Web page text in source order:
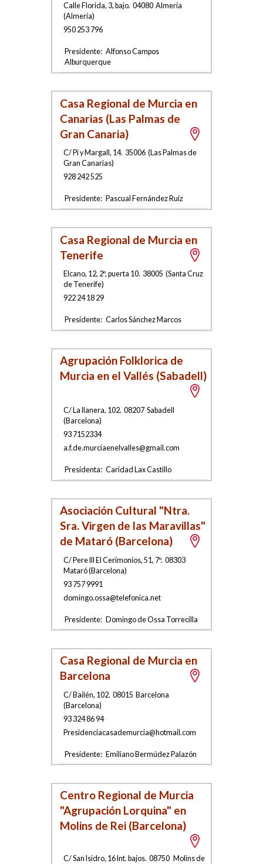
Calle Florida, 3, bajo.04080 Almería
(Almería)
950 253 796
Presidente: Alfonso Campos
Alburquerque
Casa Regional de Murcia en
Canarias (Las Palmas de
Gran Canaria)
C/ Pi y Margall, 14. 35006 (Las Palmas de
Gran Canarias)
928 242 525
Presidente: Pascual Fernández Ruiz
Casa Regional de Murcia en
Tenerife
Elcano, 12, 2º, puerta 10. 38005 (Santa Cruz
de Tenerife)
922 24 18 29
Presidente: Carlos Sánchez Marcos
Agrupación Folklorica de
Murcia en el Vallés (Sabadell)
C/ La llanera, 102.08207 Sabadell
(Barcelona)
93 7152334
a.f.de.murciaenelvalles@gmail.com
Presidenta: Caridad Lax Castillo
Asociación Cultural "Ntra.
Sra. Virgen de las Maravillas"
de Mataró (Barcelona)
C/ Pere III El Cerimonios, 51, 7º.08303
Mataró(Barcelona)
93 757 9991
domingo.ossa@telefonica.net
Presidente: Domingo de Ossa Torrecilla
Casa Regional de Murcia en
Barcelona
C/ Bailén, 102.08015 Barcelona
(Barcelona)
93 324 86 94
Presidenciacasademurcia@hotmail.com
Presidente: Emiliano Bermúdez Palazón
Centro Regional de Murcia
"Agrupación Lorquina" en
Molins de Rei (Barcelona)
C/ San Isidro, 16 Int. bajos.08750 Molins de